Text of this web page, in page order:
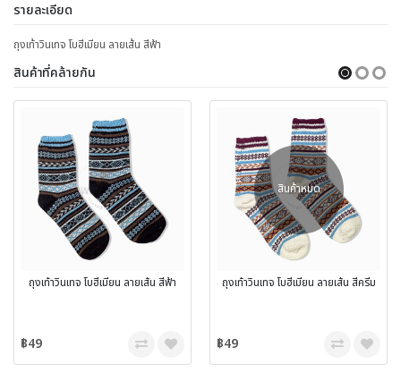
รายละเอียด
ถุงเท้าวินเทจ โบฮีเมียน ลายเส้น สีฟ้า
สินค้าที่คล้ายกัน
ถุงเท้าวินเทจ โบฮีเมียน ลายเส้น สีฟ้า
฿49
สินค้าหมด
ถุงเท้าวินเทจ โบฮีเมียน ลายเส้น สีครีม
฿49